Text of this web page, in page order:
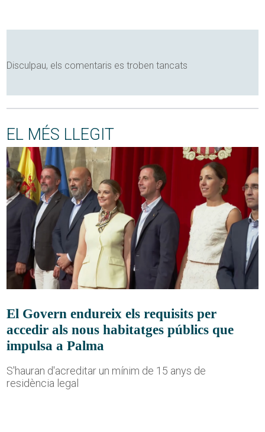
Disculpau, els comentaris es troben tancats
EL MÉS LLEGIT
El Govern endureix els requisits per
accedir als nous habitatges públics que
impulsa a Palma
S'hauran d'acreditar un mínim de 15 anys de
residència legal